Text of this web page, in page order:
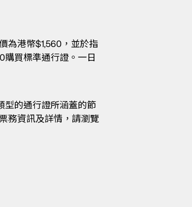
為港幣$1,560，並於指
購買標準通行證。一日
型的通行證所涵蓋的節
務資訊及詳情，請瀏覽